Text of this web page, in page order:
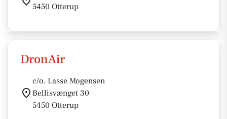
5450 Otterup
DronAir
c/o. Lasse Mogensen
Bellisvænget 30
5450 Otterup